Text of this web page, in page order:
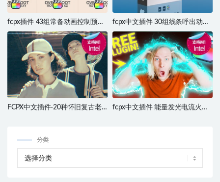
fcpx插件 43组常备动画控制预设
支持M1 Animation Controls
Effects
fcpx中文插件 30组线条呼出动画
字幕标题注释自动跟踪对象 支持
M1 Minimal Callouts
FCPX中文插件-20种怀旧复古老
fcpx中文插件 能量发光电流火焰
分类